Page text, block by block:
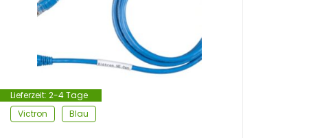
Lieferzeit: 2-4 Tage
Victron
Blau